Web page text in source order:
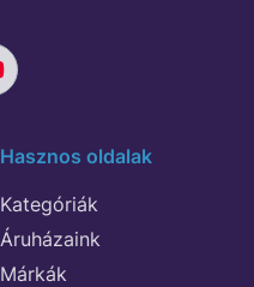
Hasznos oldalak
Kategóriák
Áruházaink
Márkák